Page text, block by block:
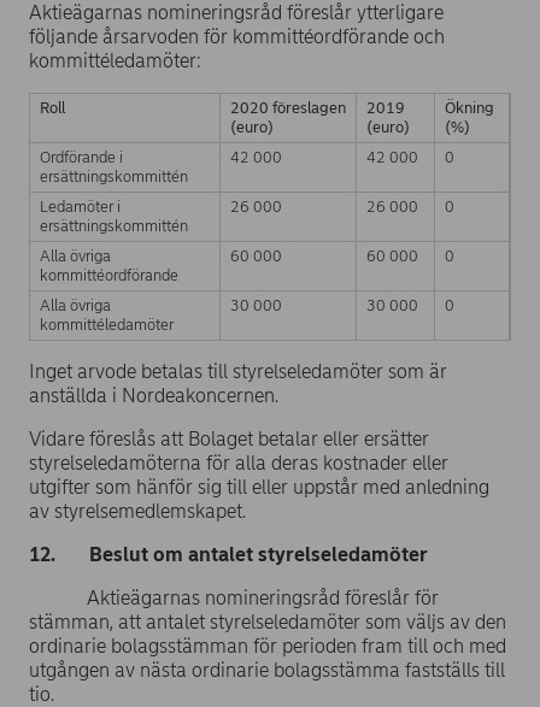
Aktieägarnas nomineringsråd föreslår ytterligare
följande årsarvoden för kommittéordförande och
kommittéledamöter:
Roll
2020 föreslagen
(euro)
2019
(euro)
Ökning
(%)
Ordförande i
ersättningskommittén
42 000 42 000 0
Ledamöter i
ersättningskommittén
26 000 26 000 0
Alla övriga
kommittéordförande
60 000 60 000 0
Alla övriga
kommittéledamöter
30 000 30 000 0
Inget arvode betalas till styrelseledamöter som är
anställda i Nordeakoncernen.
Vidare föreslås att Bolaget betalar eller ersätter
styrelseledamöterna för alla deras kostnader eller
utgifter som hänför sig till eller uppstår med anledning
av styrelsemedlemskapet.
12. Beslut om antalet styrelseledamöter
Aktieägarnas nomineringsråd föreslår för
stämman, att antalet styrelseledamöter som väljs av den
ordinarie bolagsstämman för perioden fram till och med
utgången av nästa ordinarie bolagsstämma fastställs till
tio.